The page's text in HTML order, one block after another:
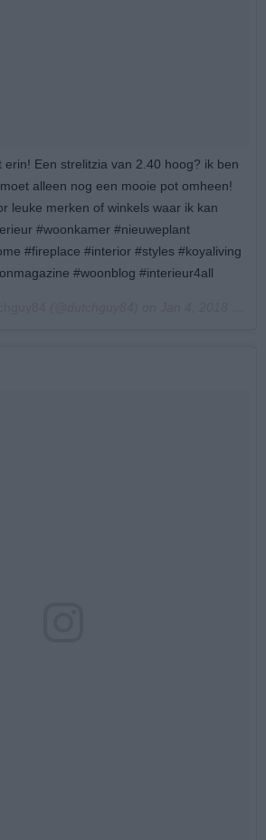
erin! Een strelitzia van 2.40 hoog? ik ben
alleen nog een mooie pot omheen!
leuke merken of winkels waar ik kan
#woonkamer #nieuweplant
#fireplace #interior #styles #koyaliving
#woonblog #interieur4all